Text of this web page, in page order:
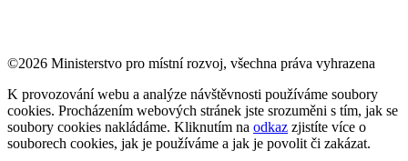
©2026 Ministerstvo pro místní rozvoj, všechna práva vyhrazena
K provozování webu a analýze návštěvnosti používáme soubory
cookies. Procházením webových stránek jste srozuměni s tím, jak se
soubory cookies nakládáme. Kliknutím na odkaz zjistíte více o
souborech cookies, jak je používáme a jak je povolit či zakázat.